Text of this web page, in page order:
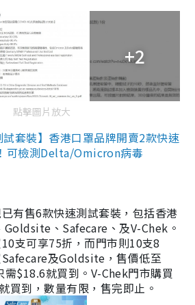
+2
點擊圖片放大
套裝】香港口罩品牌開賣2款快速
可檢測Delta/Omicron病毒
有售6款快速測試套裝，包括香港
Goldsite、Safecare、及V-Chek。
支可享75折，而門市則10支8
及Goldsite，售價低至
$18.6就買到。V-Chek門市購買
買到，數量有限，售完即止。